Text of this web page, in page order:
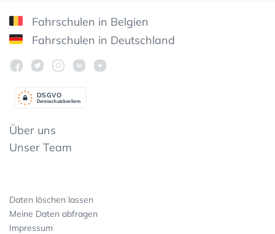
Fahrschulen in Belgien
Fahrschulen in Deutschland
Datenschutzkonform
DSGVO
Über uns
Unser Team
Daten löschen lassen
Meine Daten abfragen
Impressum